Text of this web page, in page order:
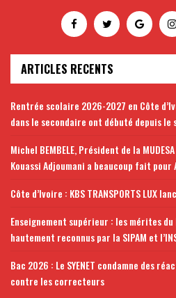
ARTICLES RECENTS
Rentrée scolaire 2026-2027 en Côte
dans le secondaire ont débuté depuis le
Michel BEMBELE, Président de la
Kouassi Adjoumani a beaucoup fait pour
Côte d’Ivoire : KBS TRANSPORTS LUX
Enseignement supérieur : les mérites du
hautement reconnus par la SIPAM et
Bac 2026 : Le SYENET condamne des
contre les correcteurs